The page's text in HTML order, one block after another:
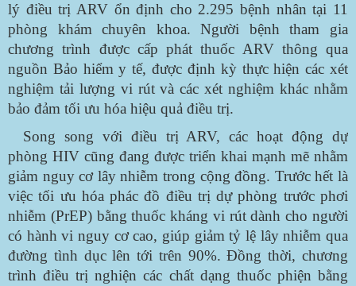
lý điều trị ARV ổn định cho 2.295 bệnh nhân tại 11
phòng khám chuyên khoa. Người bệnh tham gia
chương trình được cấp phát thuốc ARV thông qua
nguồn Bảo hiểm y tế, được định kỳ thực hiện các xét
nghiệm tải lượng vi rút và các xét nghiệm khác nhằm
bảo đảm tối ưu hóa hiệu quả điều trị.
Song song với điều trị ARV, các hoạt động dự
phòng HIV cũng đang được triển khai mạnh mẽ nhằm
giảm nguy cơ lây nhiễm trong cộng đồng. Trước hết là
việc tối ưu hóa phác đồ điều trị dự phòng trước phơi
nhiễm (PrEP) bằng thuốc kháng vi rút dành cho người
có hành vi nguy cơ cao, giúp giảm tỷ lệ lây nhiễm qua
đường tình dục lên tới trên 90%. Đồng thời, chương
trình điều trị nghiện các chất dạng thuốc phiện bằng